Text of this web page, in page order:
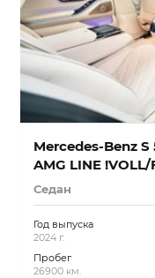
Mercedes-Benz
AMG LINE !VOLL/
Седан
Год выпуска
2024 г.
Пробег
26900 км.